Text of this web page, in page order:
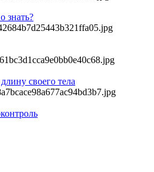
знать?
своего тела